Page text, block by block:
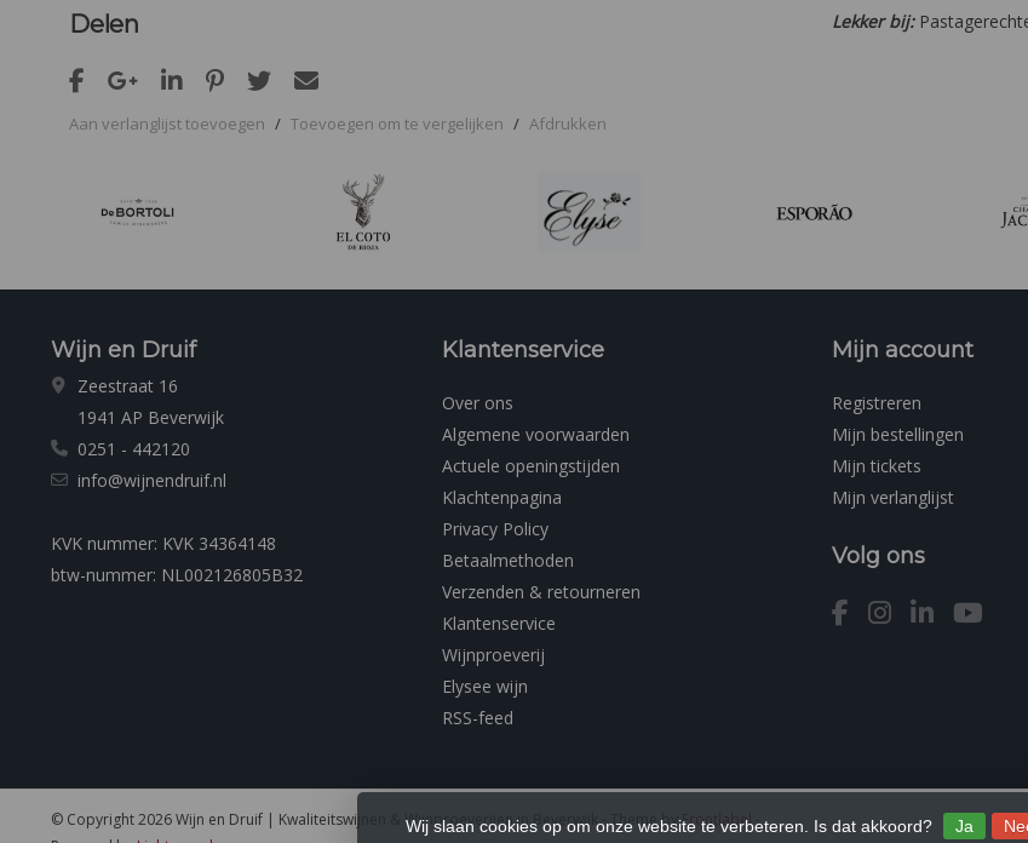
Delen
Aan verlanglijst toevoegen / Toevoegen om te vergelijken / Afdrukken
Lekker bij:
Wijn en Druif
Zeestraat 16
1941 AP Beverwijk
0251 - 442120
info@wijnendruif.nl
KVK nummer: KVK 34364148
btw-nummer: NL002126805B32
Klantenservice
Over ons
Algemene voorwaarden
Actuele openingstijden
Klachtenpagina
Privacy Policy
Betaalmethoden
Verzenden & retourneren
Klantenservice
Wijnproeverij
Elysee wijn
RSS-feed
Mijn account
Registreren
Mijn bestellingen
Mijn tickets
Mijn verlanglijst
Volg ons
Wij slaan cookies op om onze website te verbeteren. Is dat akkoord? Ja
© Copyright 2026 Wijn en Druif | Kwaliteitswijnen & Wijnproeverijen in Beverwijk- Theme byFrontlabel-